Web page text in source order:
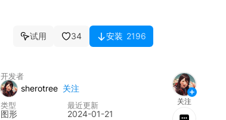
试用 34 安装 2196
开发者
sherotree 关注
类型
图形
最近更新
2024-01-21
关注